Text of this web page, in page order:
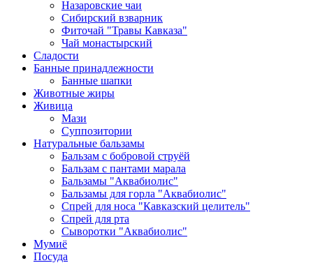
Назаровские чаи
Сибирский взварник
Фиточай "Травы Кавказа"
Чай монастырский
Сладости
Банные принадлежности
Банные шапки
Животные жиры
Живица
Мази
Суппозитории
Натуральные бальзамы
Бальзам с бобровой струёй
Бальзам с пантами марала
Бальзамы "Аквабиолис"
Бальзамы для горла "Аквабиолис"
Спрей для носа "Кавказский целитель"
Спрей для рта
Сыворотки "Аквабиолис"
Мумиё
Посуда